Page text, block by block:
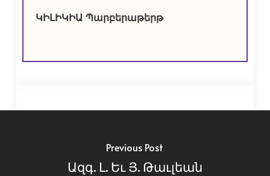
ԿԻԼԻԿԻԱ Պարբերաթերթ
Previous Post
Ազգ. Լ. Եւ Յ. Թաւլեան